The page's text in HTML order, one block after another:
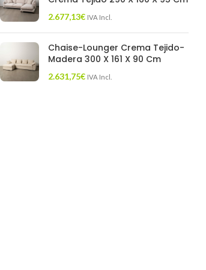
2.677,13€ IVA Incl.
Chaise-Lounger Crema Tejido-
Madera 300 X 161 X 90 Cm
2.631,75€ IVA Incl.